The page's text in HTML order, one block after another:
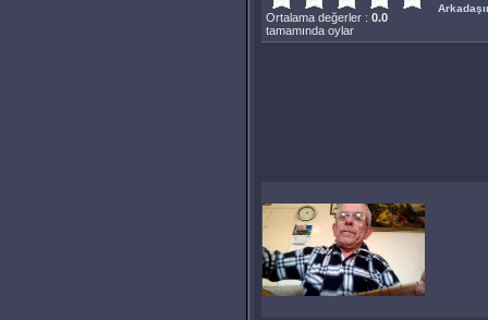
Ortalama değerler : 0.0
tamamında oylar